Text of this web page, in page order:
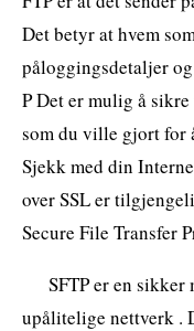
Det betyr at hvem
påloggingsdetaljer
P Det er mulig å
som du ville gjort for
Sjekk med din
over SSL er
Secure File Transfer
SFTP er en
upålitelige nettverk .